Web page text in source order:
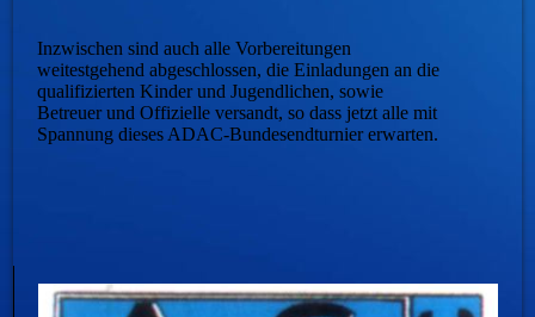
Inzwischen sind auch alle Vorbereitungen
weitestgehend abgeschlossen, die Einladungen an die
qualifizierten Kinder und Jugendlichen, sowie
Betreuer und Offizielle versandt, so dass jetzt alle mit
Spannung dieses ADAC-Bundesendturnier erwarten.